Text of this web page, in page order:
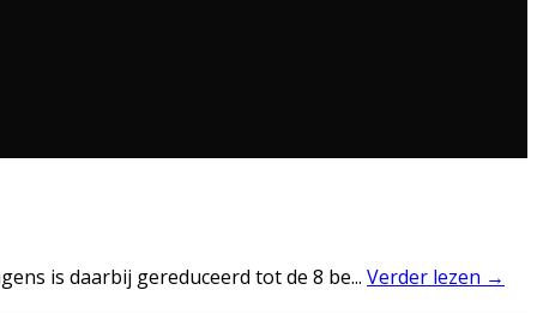
is daarbij gereduceerd tot de 8 be... Verder lezen →